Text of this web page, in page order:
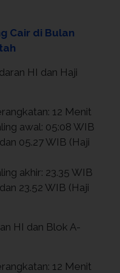
Cair di Bulan
HI dan Haji
12 Menit
awal: 05:08 WIB
05.27 WIB (Haji
akhir: 23.35 WIB
23.52 WIB (Haji
HI dan Blok A-
12 Menit